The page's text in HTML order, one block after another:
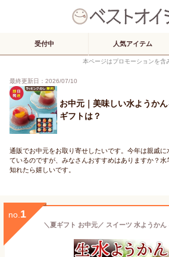
受付中 人気アイテム
本ページはプロモーションを含
最終更新日：2026/07/10
お中元｜美味しい水ようか
ギフトは？
通販でお中元をお取り寄せしたいです。今年は親戚
ているのですが、みなさんおすすめはありますか？
知れたら嬉しいです。
no. 1